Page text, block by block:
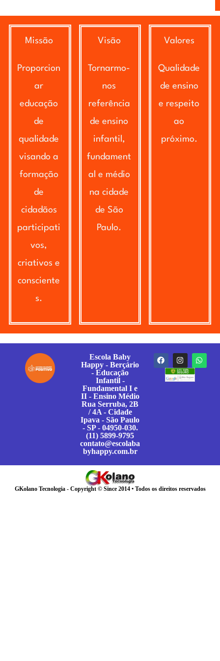
Missão
Proporcion
ar
educação
de
qualidade
visando a
formação
de
cidadãos
participati
vos,
criativos e
consciente
s.
Visão
Tornarmo-
nos
referência
de ensino
infantil,
fundament
al e médio
na cidade
de São
Paulo.
Valores
Qualidade
de ensino
e respeito
ao
próximo.
Escola Baby
Happy - Berçário
- Educação
Infantil -
Fundamental I e
II - Ensino Médio
Rua Serruba, 2B
/ 4A - Cidade
Ipava - São Paulo
- SP - 04950-030.
(11) 5899-9795
contato@escolaba
byhappy.com.br
GKolano Tecnologia - Copyright © Since 2014 • Todos os direitos reservados